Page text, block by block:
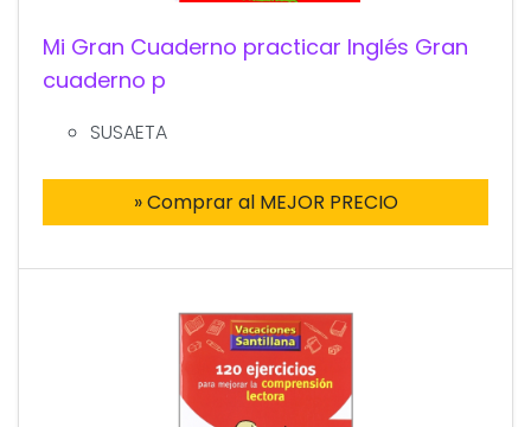
Mi Gran Cuaderno practicar Inglés Gran
cuaderno p
SUSAETA
» Comprar al MEJOR PRECIO